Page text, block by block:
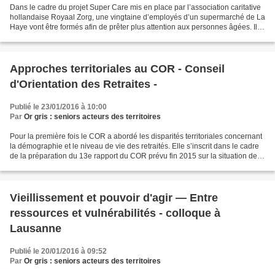
Dans le cadre du projet Super Care mis en place par l’association caritative
hollandaise Royaal Zorg, une vingtaine d’employés d’un supermarché de La
Haye vont être formés afin de prêter plus attention aux personnes âgées. Il
Approches territoriales au COR - Conseil
d'Orientation des Retraites -
Publié le 23/01/2016 à 10:00
Par Or gris : seniors acteurs des territoires
Pour la première fois le COR a abordé les disparités territoriales concernant
la démographie et le niveau de vie des retraités. Elle s’inscrit dans le cadre
de la préparation du 13e rapport du COR prévu fin 2015 sur la situation des
Vieillissement et pouvoir d'agir — Entre
ressources et vulnérabilités - colloque à
Lausanne
Publié le 20/01/2016 à 09:52
Par Or gris : seniors acteurs des territoires